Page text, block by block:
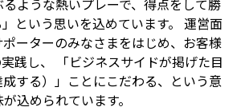
るような熱いプレーで、得点をして勝
という思いを込めています。 運営面
ーターのみなさまをはじめ、お客様
践し、 「ビジネスサイドが掲げた目
する）」ことにこだわる、という意
が込められています。